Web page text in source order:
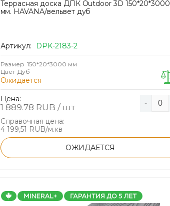
Террасная доска ДПК Outdoor 3D 150*20*3000
мм. HAVANA/вельвет дуб
Артикул: DPK-2183-2
Размер 150*20*3000 мм
Цвет Дуб
Ожидается
Цена:
1 889.78 RUB / шт -
Справочная цена:
4 199,51 RUB/м.кв
ОЖИДАЕТСЯ